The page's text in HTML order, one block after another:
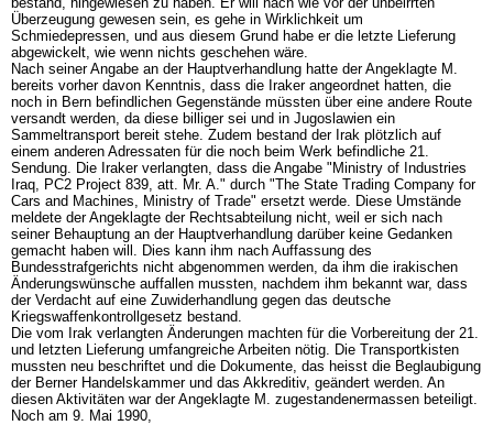
Überzeugung gewesen sein, es gehe in Wirklichkeit um
Schmiedepressen, und aus diesem Grund habe er die letzte Lieferung
abgewickelt, wie wenn nichts geschehen wäre.
Nach seiner Angabe an der Hauptverhandlung hatte der Angeklagte M.
bereits vorher davon Kenntnis, dass die Iraker angeordnet hatten, die
noch in Bern befindlichen Gegenstände müssten über eine andere Route
versandt werden, da diese billiger sei und in Jugoslawien ein
Sammeltransport bereit stehe. Zudem bestand der Irak plötzlich auf
einem anderen Adressaten für die noch beim Werk befindliche 21.
Sendung. Die Iraker verlangten, dass die Angabe "Ministry of Industries
Iraq, PC2 Project 839, att. Mr. A." durch "The State Trading Company for
Cars and Machines, Ministry of Trade" ersetzt werde. Diese Umstände
meldete der Angeklagte der Rechtsabteilung nicht, weil er sich nach
seiner Behauptung an der Hauptverhandlung darüber keine Gedanken
gemacht haben will. Dies kann ihm nach Auffassung des
Bundesstrafgerichts nicht abgenommen werden, da ihm die irakischen
Änderungswünsche auffallen mussten, nachdem ihm bekannt war, dass
der Verdacht auf eine Zuwiderhandlung gegen das deutsche
Kriegswaffenkontrollgesetz bestand.
Die vom Irak verlangten Änderungen machten für die Vorbereitung der 21.
und letzten Lieferung umfangreiche Arbeiten nötig. Die Transportkisten
mussten neu beschriftet und die Dokumente, das heisst die Beglaubigung
der Berner Handelskammer und das Akkreditiv, geändert werden. An
diesen Aktivitäten war der Angeklagte M. zugestandenermassen beteiligt.
Noch am 9. Mai 1990,